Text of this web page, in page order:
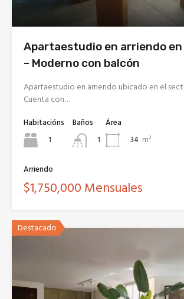
Apartaestudio en arriendo en
– Moderno con balcón
Apartaestudio en arriendo ubicado en el
Cuenta con…
Habitacións
1
Baños
1
Área
34 m²
Arriendo
$1,750,000 Mensuales
Destacado